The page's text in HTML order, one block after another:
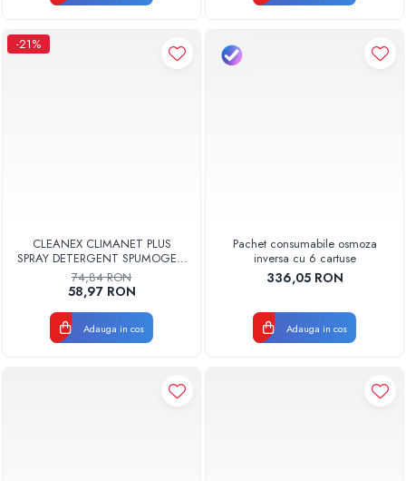
-21%
CLEANEX CLIMANET PLUS
SPRAY DETERGENT SPUMOGEN
PENTRU CURATAREA
APARATELOR DE AER
CONDITIONAT
CLINETPLUS0600
74,84 RON
58,97 RON
Adauga in cos
Pachet consumabile osmoza
inversa cu 6 cartuse
336,05 RON
Adauga in cos